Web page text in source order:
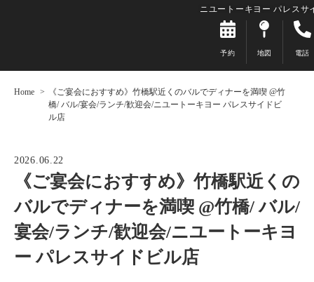
ニユートーキヨー パレスサ
予約 地図 電話
Home
《ご宴会におすすめ》竹橋駅近くのバルでディナーを満喫 @竹
橋/ バル/宴会/ランチ/歓迎会/ニユートーキヨー パレスサイドビ
ル店
2026.06.22
《ご宴会におすすめ》竹橋駅近くの
バルでディナーを満喫 @竹橋/ バル/
宴会/ランチ/歓迎会/ニユートーキヨ
ー パレスサイドビル店